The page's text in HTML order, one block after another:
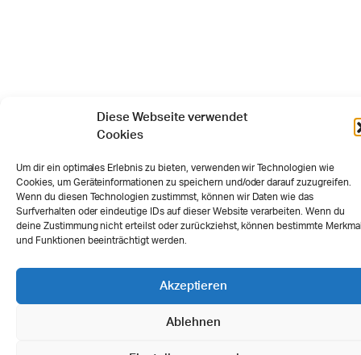
Diese Webseite verwendet
Cookies
Um dir ein optimales Erlebnis zu bieten, verwenden wir Technologien wie
Cookies, um Geräteinformationen zu speichern und/oder darauf zuzugreifen.
Wenn du diesen Technologien zustimmst, können wir Daten wie das
Surfverhalten oder eindeutige IDs auf dieser Website verarbeiten. Wenn du
deine Zustimmung nicht erteilst oder zurückziehst, können bestimmte
und Funktionen beeinträchtigt werden.
Akzeptieren
Ablehnen